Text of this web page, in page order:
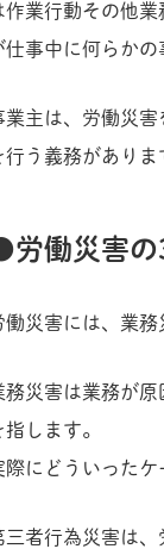
作業行動その他
仕事中に何らかの
業主は、労働災
行う義務があり
労働災害
働災害には、業務
務災害は業務が
指します。
際にどういったケ
三者行為災害は